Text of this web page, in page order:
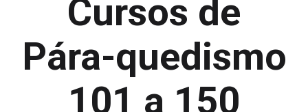
Cursos de
Pára-quedismo
101 a 150